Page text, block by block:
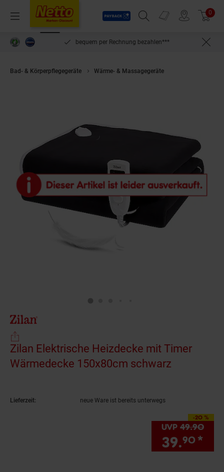
Menü
Payback
Suchfeld einblenden
Prospekte 0
bequem per Rechnung bezahlen***
Bad- & Körperpflegegeräte Wärme- & Massagegeräte
Zilan Elektrische Heizdecke mit Timer
Wärmedecke 150x80cm schwarz
Lieferzeit: neue Ware ist bereits unterwegs
-20 %
Sie Sparen 20
UVP 49.90
39.90 *